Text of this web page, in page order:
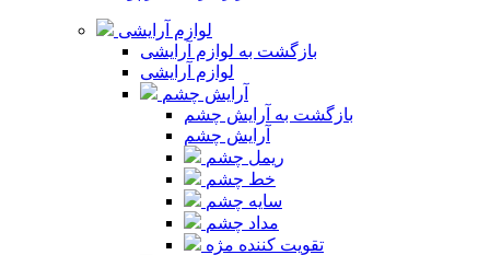
لوازم آرایشی
بازگشت به لوازم آرایشی
لوازم آرایشی
آرایش چشم
بازگشت به آرایش چشم
آرایش چشم
ریمل چشم
خط چشم
سایه چشم
مداد چشم
تقویت کننده مژه